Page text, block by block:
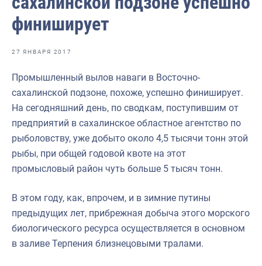
Отраслевые СМИ
Выставки и конференции
Научно-практическая литература
Рыбоохрана России
Отрасль в цифрах
Инфографика
Большая африканская экспедиция
Укрепление духовно-нравственных ценностей
финиширует
27 ЯНВАРЯ 2017
Промышленный вылов наваги в Восточно-
сахалинской подзоне, похоже, успешно финиширует.
На сегодняшний день, по сводкам, поступившим от
предприятий в сахалинское областное агентство по
рыболовству, уже добыто около 4,5 тысячи тонн этой
рыбы, при общей годовой квоте на этот
промысловый район чуть больше 5 тысяч тонн.
В этом году, как, впрочем, и в зимние путины
предыдущих лет, прибрежная добыча этого морского
биологического ресурса осуществляется в основном
в заливе Терпения близнецовыми тралами.